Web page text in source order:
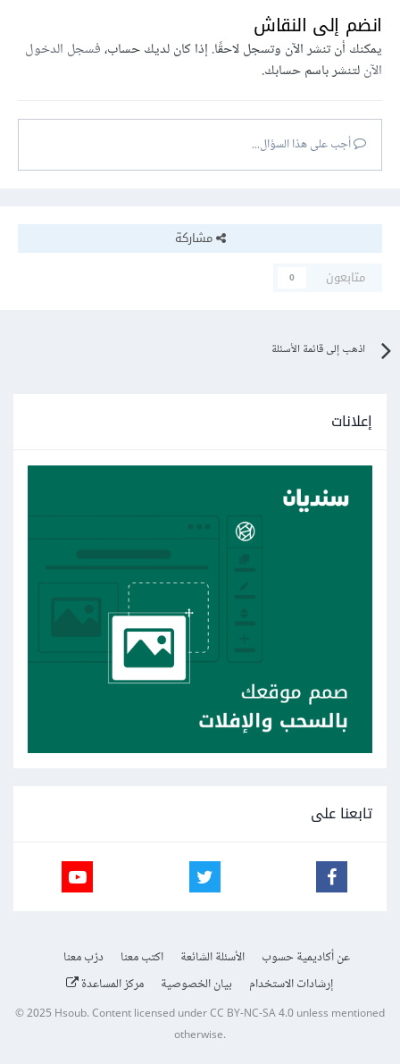
انضم إلى النقاش
يمكنك أن تنشر الآن وتسجل لاحقًا. إذا كان لديك حساب،فسجل الدخول
الآنلتنشر باسم حسابك.
أجب على هذا السؤال...
مشاركة
متابعون
0
اذهب إلى قائمة الأسئلة
إعلانات
تابعنا على
عن أكاديمية حسوب الأسئلة الشائعة اكتب معنا
درّب معنا
إرشادات الاستخدام
بيان الخصوصية مركز المساعدة
© 2025Hsoub.Content licensed underCC BY-NC-SA 4.0unless mentioned
otherwise.